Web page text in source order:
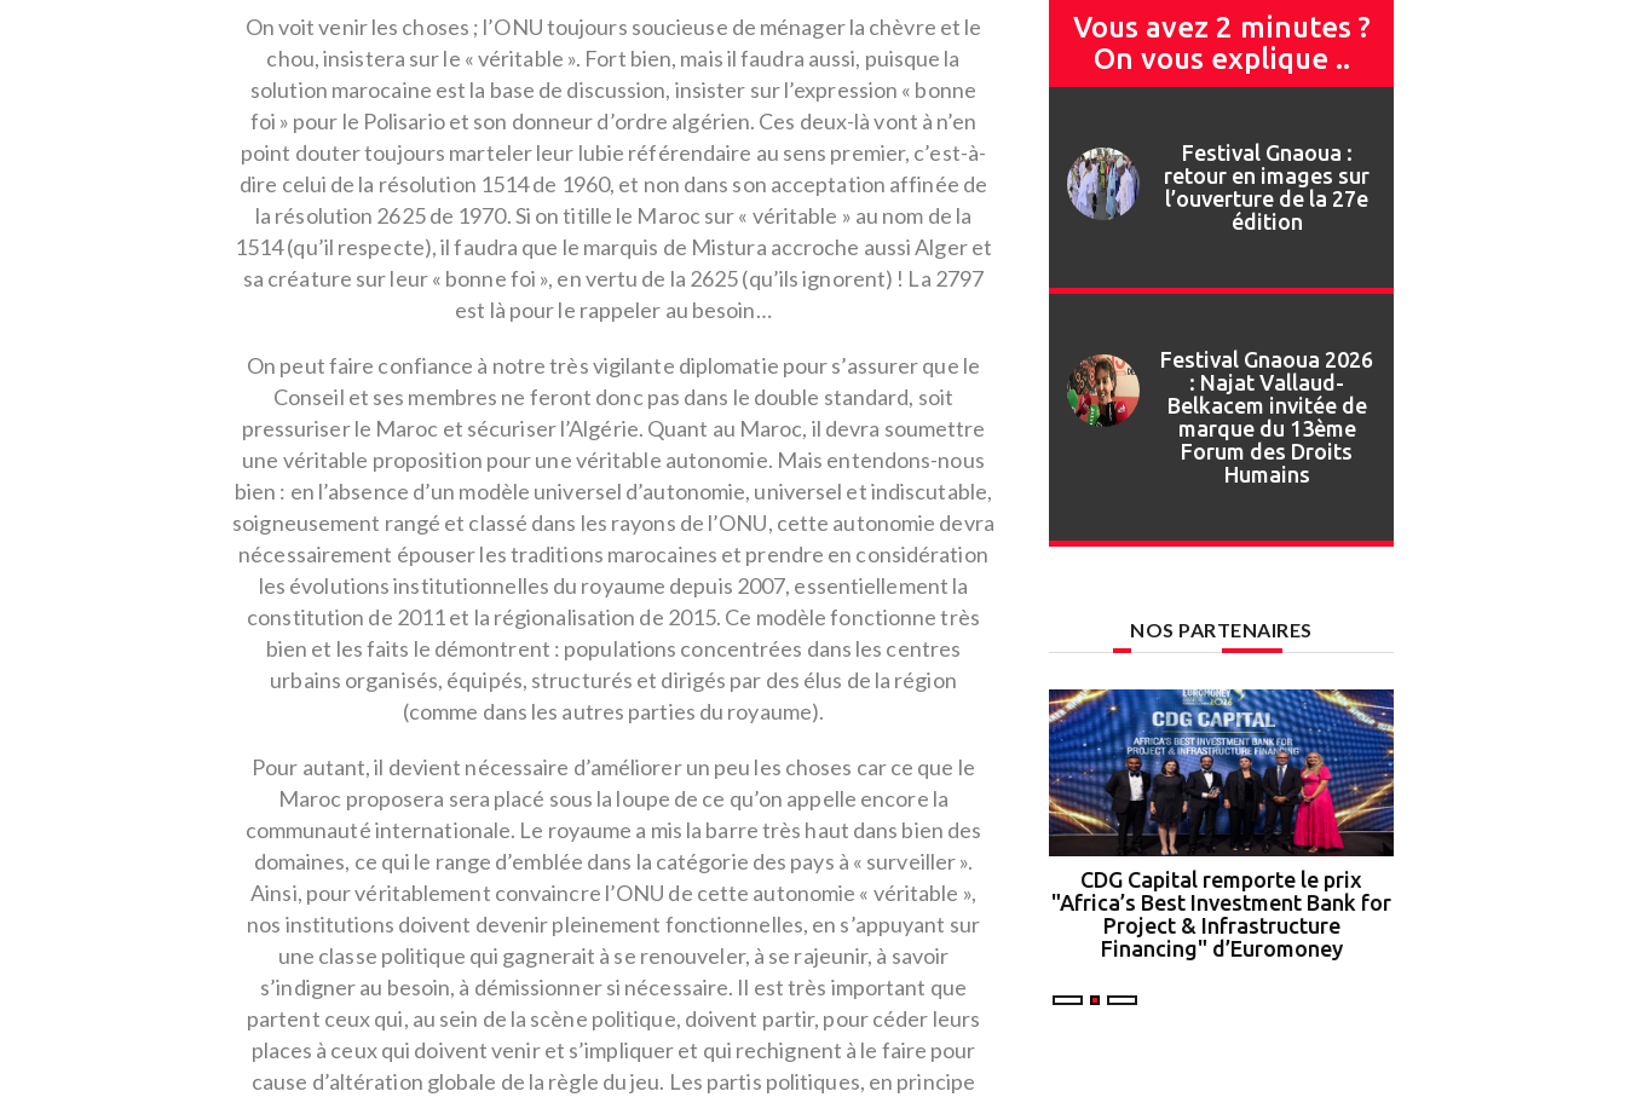
On voit venir les choses ; l’ONU toujours soucieuse de ménager la chèvre et le
chou, insistera sur le « véritable ». Fort bien, mais il faudra aussi, puisque la
solution marocaine est la base de discussion, insister sur l’expression « bonne
foi » pour le Polisario et son donneur d’ordre algérien. Ces deux-là vont à n’en
point douter toujours marteler leur lubie référendaire au sens premier, c’est-à-
dire celui de la résolution 1514 de 1960, et non dans son acceptation affinée de
la résolution 2625 de 1970. Si on titille le Maroc sur « véritable » au nom de la
1514 (qu’il respecte), il faudra que le marquis de Mistura accroche aussi Alger et
sa créature sur leur « bonne foi », en vertu de la 2625 (qu’ils ignorent) ! La 2797
est là pour le rappeler au besoin…
On peut faire confiance à notre très vigilante diplomatie pour s’assurer que le
Conseil et ses membres ne feront donc pas dans le double standard, soit
pressuriser le Maroc et sécuriser l’Algérie. Quant au Maroc, il devra soumettre
une véritable proposition pour une véritable autonomie. Mais entendons-nous
bien : en l’absence d’un modèle universel d’autonomie, universel et indiscutable,
soigneusement rangé et classé dans les rayons de l’ONU, cette autonomie devra
nécessairement épouser les traditions marocaines et prendre en considération
les évolutions institutionnelles du royaume depuis 2007, essentiellement la
constitution de 2011 et la régionalisation de 2015. Ce modèle fonctionne très
bien et les faits le démontrent : populations concentrées dans les centres
urbains organisés, équipés, structurés et dirigés par des élus de la région
(comme dans les autres parties du royaume).
Pour autant, il devient nécessaire d’améliorer un peu les choses car ce que le
Maroc proposera sera placé sous la loupe de ce qu’on appelle encore la
communauté internationale. Le royaume a mis la barre très haut dans bien des
domaines, ce qui le range d’emblée dans la catégorie des pays à « surveiller ».
Ainsi, pour véritablement convaincre l’ONU de cette autonomie « véritable »,
nos institutions doivent devenir pleinement fonctionnelles, en s’appuyant sur
une classe politique qui gagnerait à se renouveler, à se rajeunir, à savoir
s’indigner au besoin, à démissionner si nécessaire. Il est très important que
partent ceux qui, au sein de la scène politique, doivent partir, pour céder leurs
places à ceux qui doivent venir et s’impliquer et qui rechignent à le faire pour
cause d’altération globale de la règle du jeu. Les partis politiques, en principe
Vous avez 2 minutes ?
On vous explique ..
Festival Gnaoua 2026
: Najat Vallaud-
Belkacem invitée de
marque du 13ème
Festival Gnaoua :
retour en images sur
l’ouverture de la 27e
édition
NOS PARTENAIRES
Rabat : le campus de l'UM6P
accueille la 2ᵉ cohorte du
programme LEAD
CDG Capital remporte le prix
"Africa’s Best Investment Bank for
Project & Infrastructure
Financing" d’Euromoney